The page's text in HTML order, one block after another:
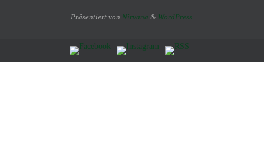
Präsentiert von Nirvana & WordPress.